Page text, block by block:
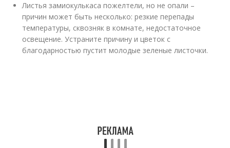
Листья замиокулькаса пожелтели, но не опали –
причин может быть несколько: резкие перепады
температуры, сквозняк в комнате, недостаточное
освещение. Устраните причину и цветок с
благодарностью пустит молодые зеленые листочки.